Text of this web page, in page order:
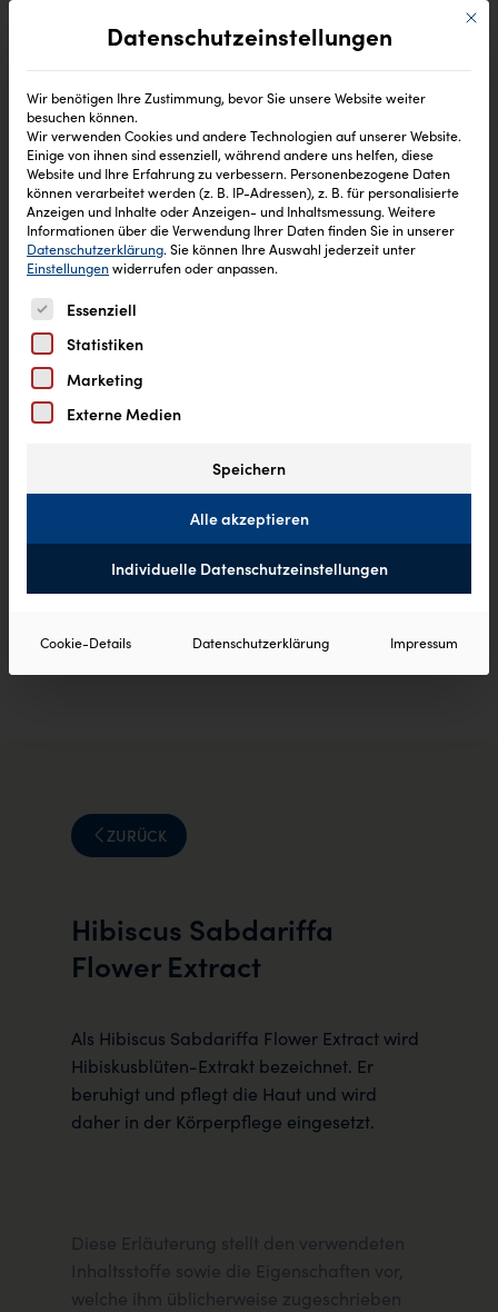
ZURÜCK
Hibiscus Sabdariffa
Flower Extract
Als Hibiscus Sabdariffa Flower Extract wird
Hibiskusblüten-Extrakt bezeichnet. Er
beruhigt und pflegt die Haut und wird
daher in der Körperpflege eingesetzt.
Diese Erläuterung stellt den verwendeten
Inhaltsstoffe sowie die Eigenschaften vor,
welche ihm üblicherweise zugeschrieben
Mit
Datenschutzeinstellungen
Wir benötigen Ihre Zustimmung, bevor Sie unsere Website weiter
besuchen können.
Wir verwenden Cookies und andere Technologien auf unserer Website.
Einige von ihnen sind essenziell, während andere uns helfen, diese
Website und Ihre Erfahrung zu verbessern. Personenbezogene Daten
können verarbeitet werden (z. B. IP-Adressen), z. B. für personalisierte
Anzeigen und Inhalte oder Anzeigen- und Inhaltsmessung. Weitere
Informationen über die Verwendung Ihrer Daten finden Sie in unserer
Datenschutzerklärung. Sie können Ihre Auswahl jederzeit unter
Einstellungenwiderrufen oder anpassen.
Es folgt eine Liste der Service-Gruppen, für die eine
Essenziell
Statistiken
Marketing
Externe Medien
Speichern
Alle akzeptieren
Individuelle Datenschutzeinstellungen
Cookie-Details Datenschutzerklärung Impressum